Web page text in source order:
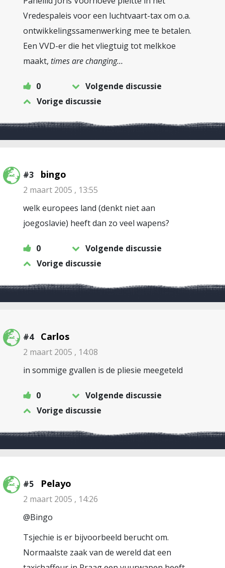
Vredespaleis voor een luchtvaart-tax om o.a.
ontwikkelingssamenwerking mee te betalen.
Een VVD-er die het vliegtuig tot melkkoe
maakt, times are changing…
0
Volgende discussie
Vorige discussie
#3 bingo
2 maart 2005 , 13:55
welk europees land (denkt niet aan
joegoslavie) heeft dan zo veel wapens?
0
Volgende discussie
Vorige discussie
#4 Carlos
2 maart 2005 , 14:08
in sommige gvallen is de pliesie meegeteld
0
Volgende discussie
Vorige discussie
#5 Pelayo
2 maart 2005 , 14:26
@Bingo
Tsjechie is er bijvoorbeeld berucht om.
Normaalste zaak van de wereld dat een